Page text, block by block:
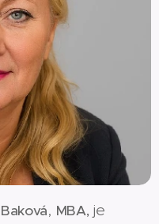
, MBA, je